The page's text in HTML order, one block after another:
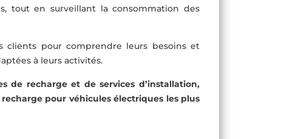
tout en surveillant la consommation des
clients pour comprendre leurs besoins et
à leurs activités.
de recharge et de services d’installation,
pour véhicules électriques les plus